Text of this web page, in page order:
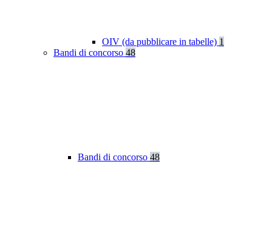
OIV (da pubblicare in tabelle) 1
Bandi di concorso 48
Bandi di concorso 48